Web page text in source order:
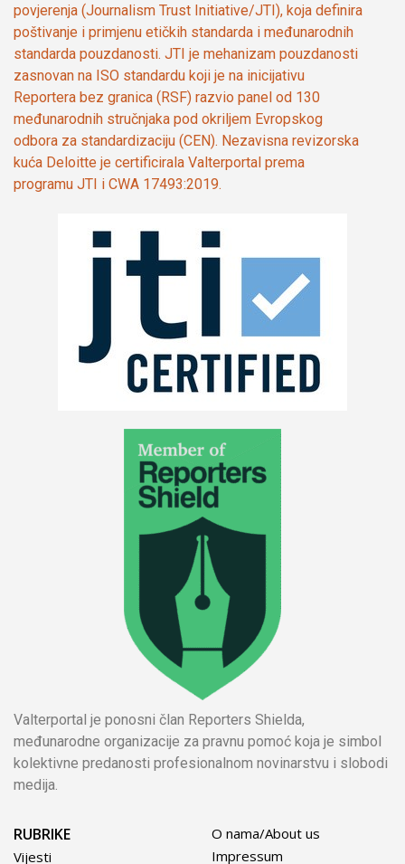
povjerenja (Journalism Trust Initiative/JTI), koja definira
poštivanje i primjenu etičkih standarda i međunarodnih
standarda pouzdanosti. JTI je mehanizam pouzdanosti
zasnovan na ISO standardu koji je na inicijativu
Reportera bez granica (RSF) razvio panel od 130
međunarodnih stručnjaka pod okriljem Evropskog
odbora za standardizaciju (CEN). Nezavisna revizorska
kuća Deloitte je certificirala Valterportal prema
programu JTI i CWA 17493:2019.
Valterportal je ponosni član Reporters Shielda,
međunarodne organizacije za pravnu pomoć koja je simbol
kolektivne predanosti profesionalnom novinarstvu i slobodi
medija.
RUBRIKE
Vijesti
O nama/About us
Impressum